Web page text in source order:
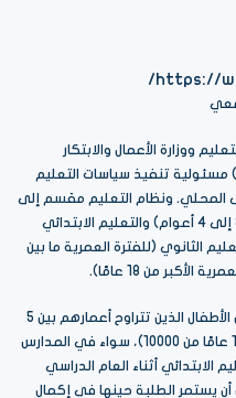
https://
ووزارة الأعمال والابتكار
والمهارات. وتتولى السلطات المحلية (LA) مسئولية تنفيذ سياسات التعليم
المحلي. ونظام التعليم مقسم إلى
السنوات المبكرة (للفترة العمرية ما بين 3 إلى 4 أعوام) والتعليم الابتدائي
بين 4 إلى 11 عامًا) والتعليم الثانوي (للفترة العمرية ما بين
ويعد التعليم بدوام كامل إجباريًا على كل الأطفال الذين تتراوح أعمارهم بين 5
أعوام إلى 17 عامًا (من عام 2013 وحتى 18 عامًا من 10000)، سواء في المدارس
الابتدائي أثناء العام الدراسي
5 أعوام. ويمكن أن يستمر الطلبة حينها في إكمال